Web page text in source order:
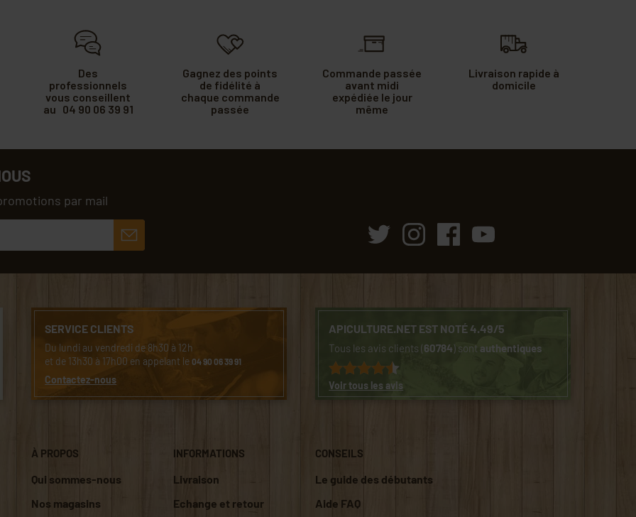
Des
professionnels
vous conseillent
au 04 90 06 39 91
Gagnez des points
de fidélité à
chaque commande
passée
Commande passée
avant midi
expédiée le jour
même
Livraison rapide à
domicile
par mail
SERVICE CLIENTS
Du lundi au vendredi de 8h30 à 12h
et de 13h30 à 17h00 en appelant le04 90 06 39 91
Contactez-nous
APICULTURE.NET EST NOTÉ 4.49/5
Tous les avis clients (60784) sont authentiques
Voir tous les avis
À PROPOS
Qui sommes-nous
Nos magasins
INFORMATIONS
Livraison
Echange et retour
CONSEILS
Le guide des débutants
Aide FAQ